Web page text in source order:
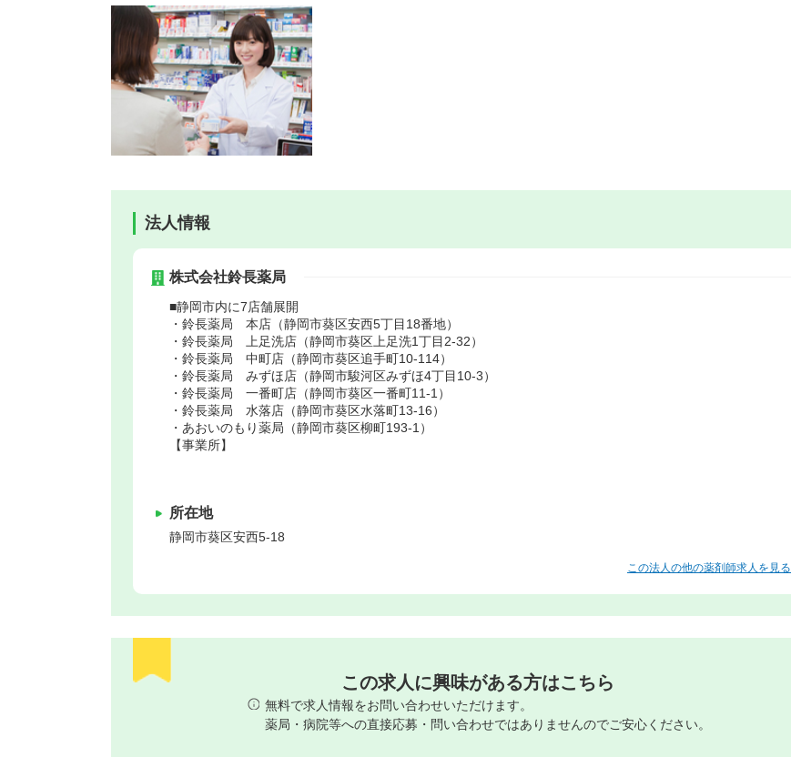
法人情報
株式会社鈴長薬局
■静岡市内に7店舗展開
・鈴長薬局 本店（静岡市葵区安西5丁目18番地）
・鈴長薬局 上足洗店（静岡市葵区上足洗1丁目2-32）
・鈴長薬局 中町店（静岡市葵区追手町10-114）
・鈴長薬局 みずほ店（静岡市駿河区みずほ4丁目10-3）
・鈴長薬局 一番町店（静岡市葵区一番町11-1）
・鈴長薬局 水落店（静岡市葵区水落町13-16）
・あおいのもり薬局（静岡市葵区柳町193-1）
【事業所】
所在地
静岡市葵区安西5-18
この法人の他の薬剤師求人を見る
この求人に興味がある方はこちら
無料で求人情報をお問い合わせいただけます。
薬局・病院等への直接応募・問い合わせではありませんのでご安心ください。